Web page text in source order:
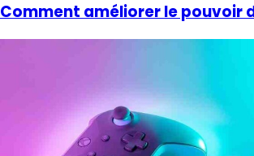
Comment améliorer le pouvoir